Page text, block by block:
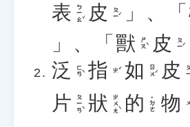
表 ㄅㄧㄠˇ 皮 ㄆㄧˊ 」、「
」、「 獸 ㄕㄡˋ 皮 ㄆㄧˊ
泛 ㄈㄢˋ 指 ㄓˇ 如 ㄖㄨˊ 皮 ㄆ
片 ㄆㄧㄢˋ 狀 ㄓㄨㄤˋ 的 ˙ㄉㄜ 物